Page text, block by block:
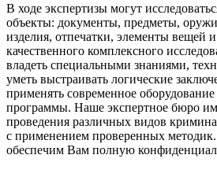
В ходе экспертизы могут
объекты: документы, предметы,
изделия, отпечатки, элементы вещей
качественного комплексного
владеть специальными знаниями,
уметь выстраивать логические
применять современное
программы. Наше экспертное бюро
проведения различных видов
с применением проверенных
обеспечим Вам полную